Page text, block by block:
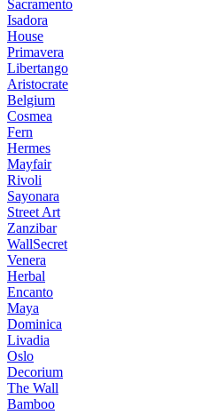
Sacramento
Isadora
House
Primavera
Libertango
Aristocrate
Belgium
Cosmea
Fern
Hermes
Mayfair
Rivoli
Sayonara
Street Art
Zanzibar
WallSecret
Venera
Herbal
Encanto
Maya
Dominica
Livadia
Oslo
Decorium
The Wall
Bamboo